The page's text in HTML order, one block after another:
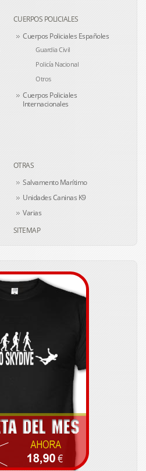
CUERPOS POLICIALES
Cuerpos Policiales Españoles
Guardia Civil
Policía Nacional
Otros
Cuerpos Policiales
Internacionales
OTRAS
Salvamento Marítimo
Unidades Caninas K9
Varias
SITEMAP